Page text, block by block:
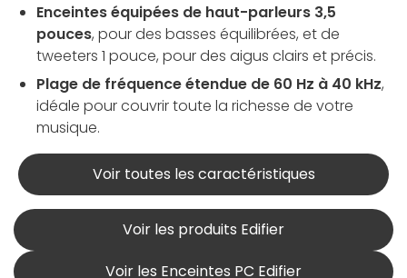
Enceintes équipées de haut-parleurs 3,5
pouces, pour des basses équilibrées, et de
tweeters 1 pouce, pour des aigus clairs et précis.
Plage de fréquence étendue de 60 Hz à 40 kHz,
idéale pour couvrir toute la richesse de votre
musique.
Voir toutes les caractéristiques
Voir les produits Edifier
Voir les Enceintes PC Edifier